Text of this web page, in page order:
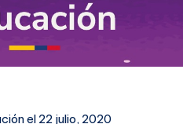
el 22 julio, 2020